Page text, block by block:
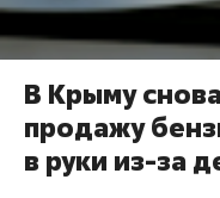
В Крыму
продажу
в руки из-за